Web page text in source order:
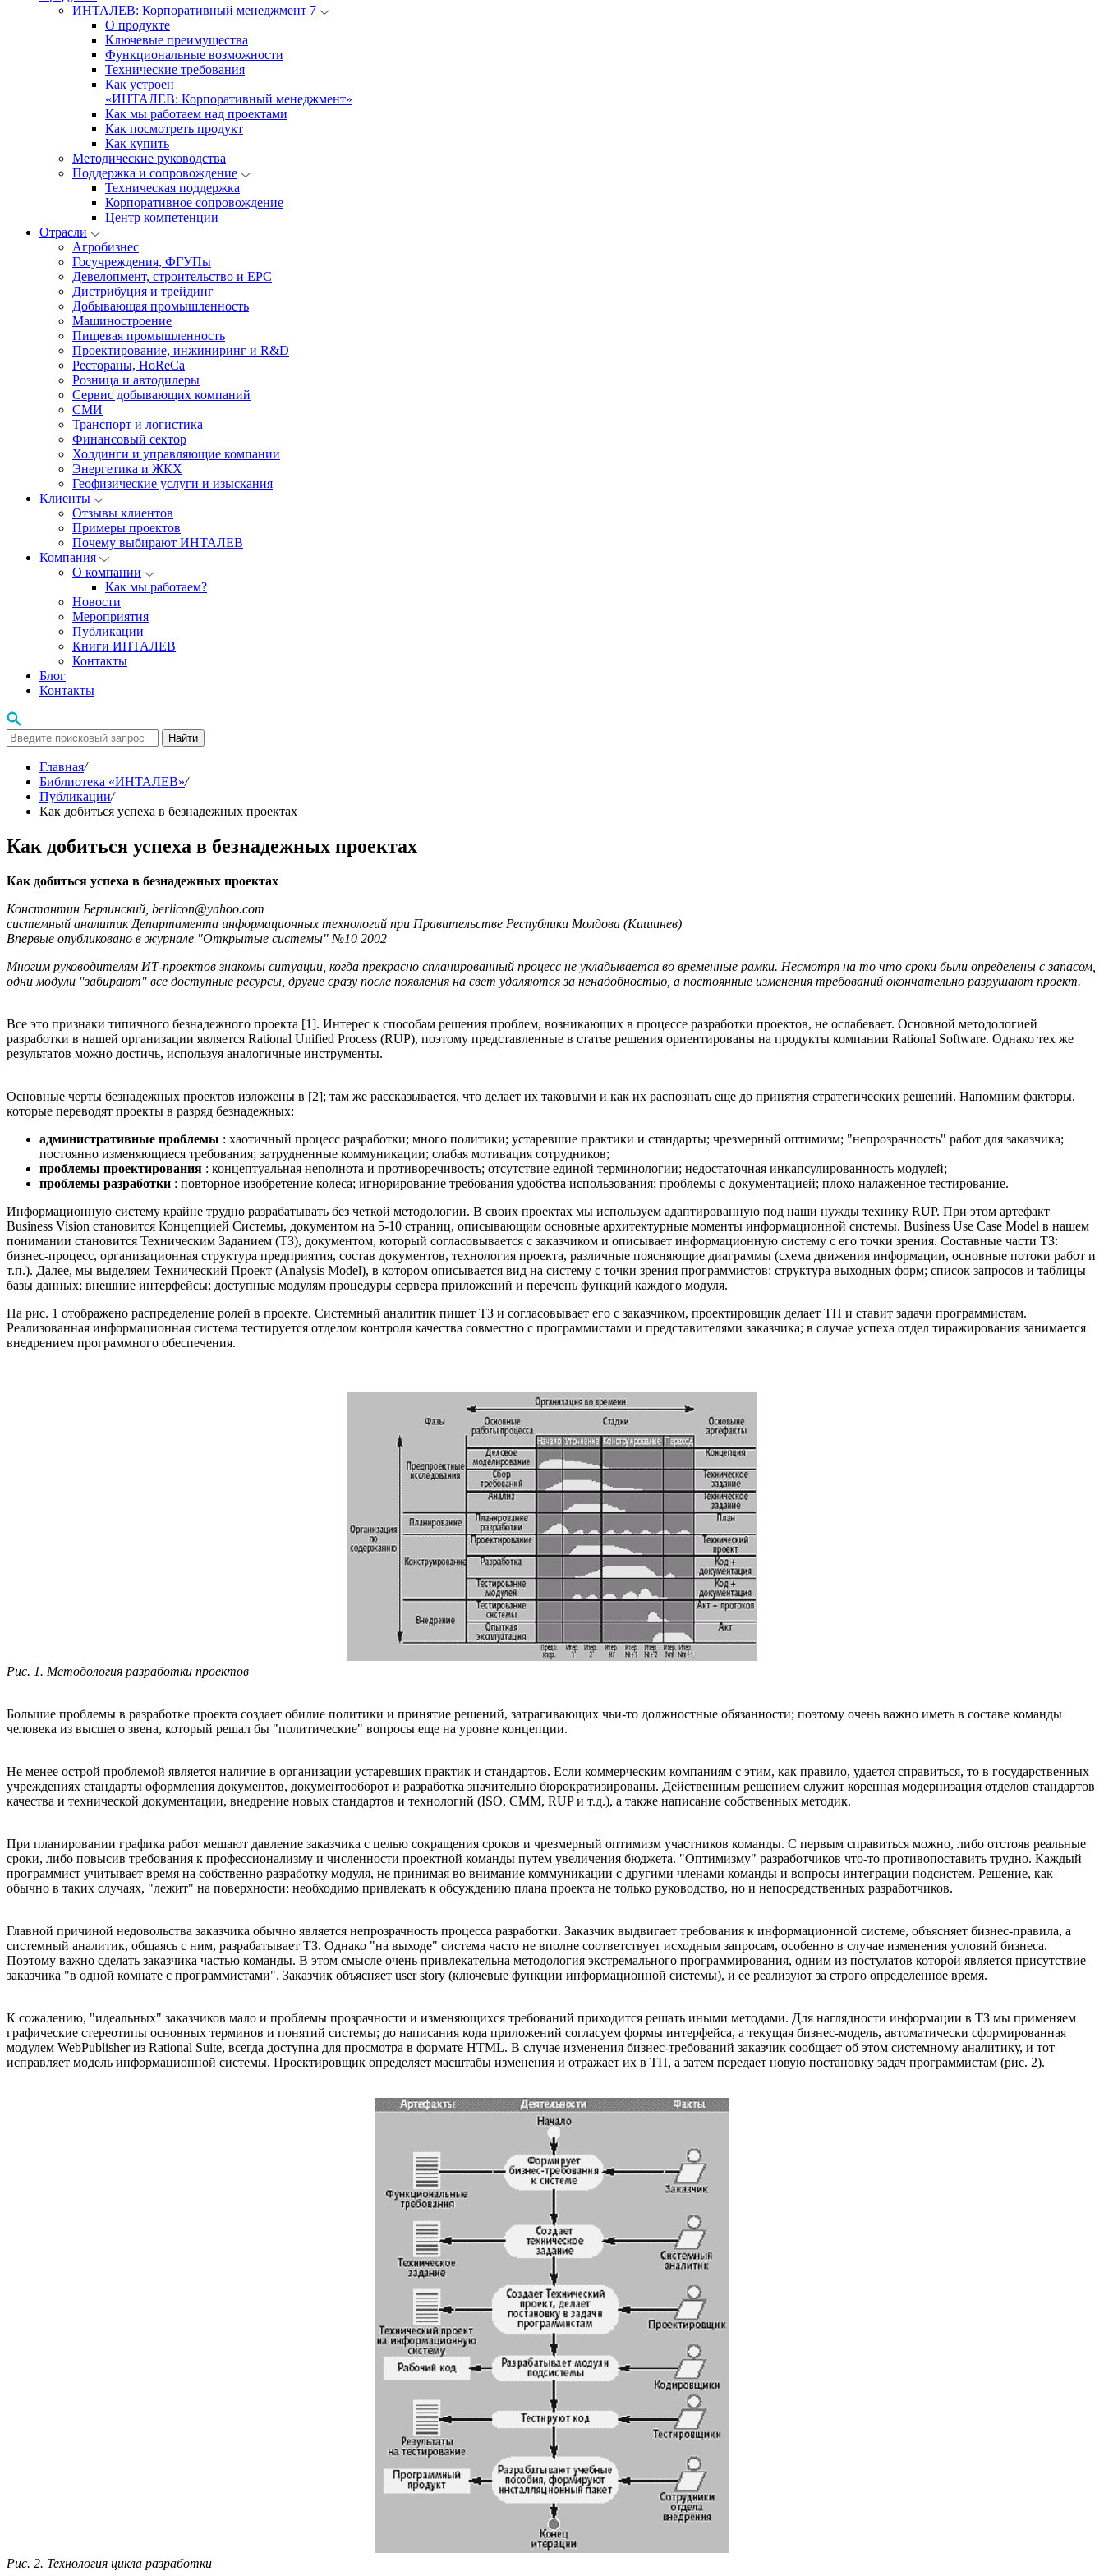
ИНТАЛЕВ: Корпоративный менеджмент 7
О продукте
Ключевые преимущества
Функциональные возможности
Технические требования
Как устроен
«ИНТАЛЕВ: Корпоративный менеджмент»
Как мы работаем над проектами
Как посмотреть продукт
Как купить
Методические руководства
Поддержка и сопровождение
Техническая поддержка
Корпоративное сопровождение
Центр компетенции
Отрасли
Агробизнес
Госучреждения, ФГУПы
Девелопмент, строительство и EPC
Дистрибуция и трейдинг
Добывающая промышленность
Машиностроение
Пищевая промышленность
Проектирование, инжиниринг и R&D
Рестораны, HoReCa
Розница и автодилеры
Сервис добывающих компаний
СМИ
Транспорт и логистика
Финансовый сектор
Холдинги и управляющие компании
Энергетика и ЖКХ
Геофизические услуги и изыскания
Клиенты
Отзывы клиентов
Примеры проектов
Почему выбирают ИНТАЛЕВ
Компания
О компании
Как мы работаем?
Новости
Мероприятия
Публикации
Книги ИНТАЛЕВ
Контакты
Блог
Контакты
Найти
Главная/
Библиотека «ИНТАЛЕВ»/
Публикации/
Как добиться успеха в безнадежных проектах
Как добиться успеха в безнадежных проектах
Как добиться успеха в безнадежных проектах
Константин Берлинский, berlicon@yahoo.com
системный аналитик Департамента информационных технологий при Правительстве Республики Молдова (Кишинев)
Впервые опубликовано в журнале "Открытые системы" №10 2002
Многим руководителям ИТ-проектов знакомы ситуации, когда прекрасно спланированный процесс не укладывается во временные рамки. Несмотря на то что сроки были определены с запасом,
одни модули "забирают" все доступные ресурсы, другие сразу после появления на свет удаляются за ненадобностью, а постоянные изменения требований окончательно разрушают проект.
Все это признаки типичного безнадежного проекта [1]. Интерес к способам решения проблем, возникающих в процессе разработки проектов, не ослабевает. Основной методологией
разработки в нашей организации является Rational Unified Process (RUP), поэтому представленные в статье решения ориентированы на продукты компании Rational Software. Однако тех же
результатов можно достичь, используя аналогичные инструменты.
Основные черты безнадежных проектов изложены в [2]; там же рассказывается, что делает их таковыми и как их распознать еще до принятия стратегических решений. Напомним факторы,
которые переводят проекты в разряд безнадежных:
административные проблемы : хаотичный процесс разработки; много политики; устаревшие практики и стандарты; чрезмерный оптимизм; "непрозрачность" работ для заказчика;
постоянно изменяющиеся требования; затрудненные коммуникации; слабая мотивация сотрудников;
проблемы проектирования : концептуальная неполнота и противоречивость; отсутствие единой терминологии; недостаточная инкапсулированность модулей;
проблемы разработки : повторное изобретение колеса; игнорирование требования удобства использования; проблемы с документацией; плохо налаженное тестирование.
Информационную систему крайне трудно разрабатывать без четкой методологии. В своих проектах мы используем адаптированную под наши нужды технику RUP. При этом артефакт
Business Vision становится Концепцией Системы, документом на 5-10 страниц, описывающим основные архитектурные моменты информационной системы. Business Use Case Model в нашем
понимании становится Техническим Заданием (ТЗ), документом, который согласовывается с заказчиком и описывает информационную систему с его точки зрения. Составные части ТЗ:
бизнес-процесс, организационная структура предприятия, состав документов, технология проекта, различные поясняющие диаграммы (схема движения информации, основные потоки работ и
т.п.). Далее, мы выделяем Технический Проект (Analysis Model), в котором описывается вид на систему с точки зрения программистов: структура выходных форм; список запросов и таблицы
базы данных; внешние интерфейсы; доступные модулям процедуры сервера приложений и перечень функций каждого модуля.
На рис. 1 отображено распределение ролей в проекте. Системный аналитик пишет ТЗ и согласовывает его с заказчиком, проектировщик делает ТП и ставит задачи программистам.
Реализованная информационная система тестируется отделом контроля качества совместно с программистами и представителями заказчика; в случае успеха отдел тиражирования занимается
внедрением программного обеспечения.
Рис. 1. Методология разработки проектов
Большие проблемы в разработке проекта создает обилие политики и принятие решений, затрагивающих чьи-то должностные обязанности; поэтому очень важно иметь в составе команды
человека из высшего звена, который решал бы "политические" вопросы еще на уровне концепции.
Не менее острой проблемой является наличие в организации устаревших практик и стандартов. Если коммерческим компаниям с этим, как правило, удается справиться, то в государственных
учреждениях стандарты оформления документов, документооборот и разработка значительно бюрократизированы. Действенным решением служит коренная модернизация отделов стандартов
качества и технической документации, внедрение новых стандартов и технологий (ISO, CMM, RUP и т.д.), а также написание собственных методик.
При планировании графика работ мешают давление заказчика с целью сокращения сроков и чрезмерный оптимизм участников команды. С первым справиться можно, либо отстояв реальные
сроки, либо повысив требования к профессионализму и численности проектной команды путем увеличения бюджета. "Оптимизму" разработчиков что-то противопоставить трудно. Каждый
программист учитывает время на собственно разработку модуля, не принимая во внимание коммуникации с другими членами команды и вопросы интеграции подсистем. Решение, как
обычно в таких случаях, "лежит" на поверхности: необходимо привлекать к обсуждению плана проекта не только руководство, но и непосредственных разработчиков.
Главной причиной недовольства заказчика обычно является непрозрачность процесса разработки. Заказчик выдвигает требования к информационной системе, объясняет бизнес-правила, а
системный аналитик, общаясь с ним, разрабатывает ТЗ. Однако "на выходе" система часто не вполне соответствует исходным запросам, особенно в случае изменения условий бизнеса.
Поэтому важно сделать заказчика частью команды. В этом смысле очень привлекательна методология экстремального программирования, одним из постулатов которой является присутствие
заказчика "в одной комнате с программистами". Заказчик объясняет user story (ключевые функции информационной системы), и ее реализуют за строго определенное время.
К сожалению, "идеальных" заказчиков мало и проблемы прозрачности и изменяющихся требований приходится решать иными методами. Для наглядности информации в ТЗ мы применяем
графические стереотипы основных терминов и понятий системы; до написания кода приложений согласуем формы интерфейса, а текущая бизнес-модель, автоматически сформированная
модулем WebPublisher из Rational Suite, всегда доступна для просмотра в формате HTML. В случае изменения бизнес-требований заказчик сообщает об этом системному аналитику, и тот
исправляет модель информационной системы. Проектировщик определяет масштабы изменения и отражает их в ТП, а затем передает новую постановку задач программистам (рис. 2).
Рис. 2. Технология цикла разработки